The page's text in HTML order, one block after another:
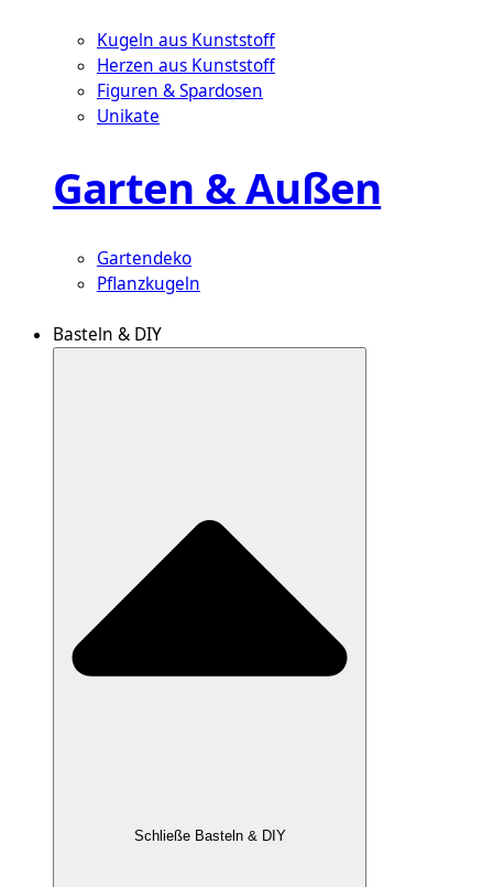
Kugeln aus Kunststoff
Herzen aus Kunststoff
Figuren & Spardosen
Unikate
Garten & Außen
Gartendeko
Pflanzkugeln
Basteln & DIY
Schließe Basteln & DIY